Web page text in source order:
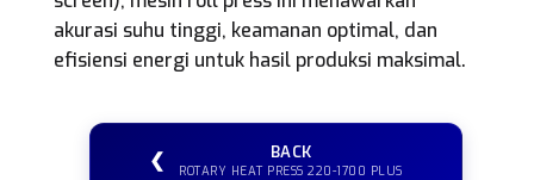
akurasi suhu tinggi, keamanan optimal, dan
efisiensi energi untuk hasil produksi maksimal.
❮ BACK
ROTARY HEAT PRESS 220-1700 PLUS